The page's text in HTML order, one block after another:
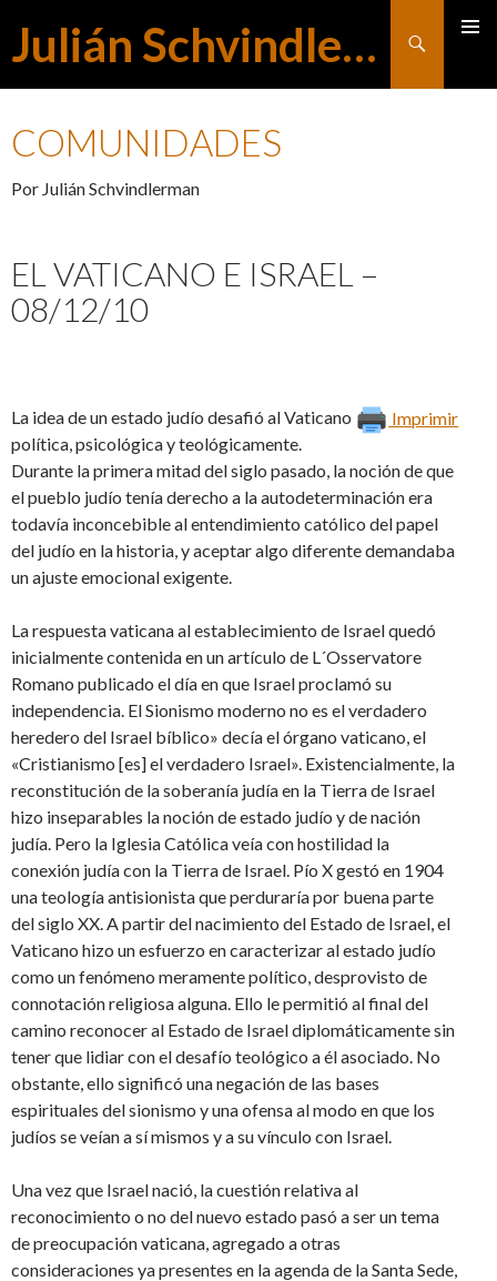
Julián Schvindlerman
Buscar
COMUNIDADES
Por Julián Schvindlerman
EL VATICANO E ISRAEL –
08/12/10
Imprimir
La idea de un estado judío desafió al Vaticano
política, psicológica y teológicamente.
Durante la primera mitad del siglo pasado, la noción de que
el pueblo judío tenía derecho a la autodeterminación era
todavía inconcebible al entendimiento católico del papel
del judío en la historia, y aceptar algo diferente demandaba
un ajuste emocional exigente.
La respuesta vaticana al establecimiento de Israel quedó
inicialmente contenida en un artículo de L´Osservatore
Romano publicado el día en que Israel proclamó su
independencia. El Sionismo moderno no es el verdadero
heredero del Israel bíblico» decía el órgano vaticano, el
«Cristianismo [es] el verdadero Israel». Existencialmente, la
reconstitución de la soberanía judía en la Tierra de Israel
hizo inseparables la noción de estado judío y de nación
judía. Pero la Iglesia Católica veía con hostilidad la
conexión judía con la Tierra de Israel. Pío X gestó en 1904
una teología antisionista que perduraría por buena parte
del siglo XX. A partir del nacimiento del Estado de Israel, el
Vaticano hizo un esfuerzo en caracterizar al estado judío
como un fenómeno meramente político, desprovisto de
connotación religiosa alguna. Ello le permitió al final del
camino reconocer al Estado de Israel diplomáticamente sin
tener que lidiar con el desafío teológico a él asociado. No
obstante, ello significó una negación de las bases
espirituales del sionismo y una ofensa al modo en que los
judíos se veían a sí mismos y a su vínculo con Israel.
Una vez que Israel nació, la cuestión relativa al
reconocimiento o no del nuevo estado pasó a ser un tema
de preocupación vaticana, agregado a otras
consideraciones ya presentes en la agenda de la Santa Sede,